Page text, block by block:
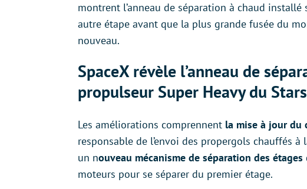
montrent l’anneau de séparation à chaud
autre étape avant que la plus grande fusée du
nouveau.
SpaceX révèle l’anneau de
propulseur Super Heavy du
Les améliorations comprennent la mise à jour du
responsable de l’envoi des propergols chauffés
un nouveau mécanisme de séparation des étages
moteurs pour se séparer du premier étage.